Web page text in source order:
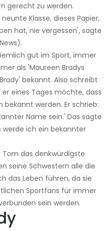
gerecht zu werden.
Klasse, dieses Papier,
hat, nie vergessen', sagte
gut im Sport, immer
als 'Maureen Bradys
bekannt. Also schreibt
eines Tages möchte, dass
bekannt werden. Er schrieb:
Name sein.' Das sagte
werde ich ein bekannter
das denkwürdigste
seine Schwestern alle die
das Leben führen, da sie
Sportfans für immer
sein werden.